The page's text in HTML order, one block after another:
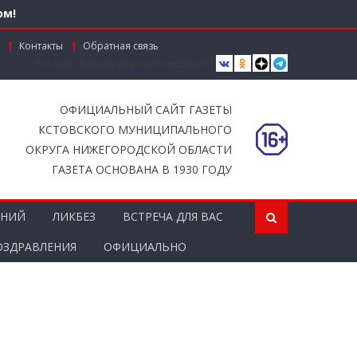
Контакты
Обратная связь
ОФИЦИАЛЬНЫЙ САЙТ ГАЗЕТЫ
КСТОВСКОГО МУНИЦИПАЛЬНОГО
ОКРУГА НИЖЕГОРОДСКОЙ ОБЛАСТИ
ГАЗЕТА ОСНОВАНА В 1930 ГОДУ
ЛИКБЕЗ
ВСТРЕЧА ДЛЯ ВАС
ОФИЦИАЛЬНО